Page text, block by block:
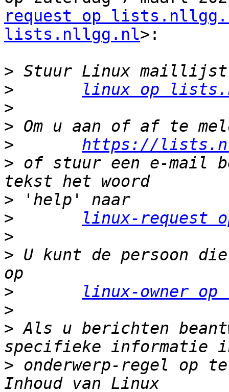
request op
lists.nllgg.nl>:
>
>
linux op
>
>
>
https://
> of stuur een e-mail
>
>
linux-request
>
> U kunt de persoon
>
linux-owner
>
> Als u berichten
> onderwerp-regel op